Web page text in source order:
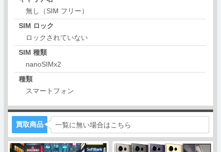
無し（SIM フリー）
SIM ロック
ロックされていない
SIM 種類
nanoSIMx2
種類
スマートフォン
買取商品 一覧に無い場合はこちら